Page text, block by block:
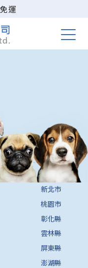
運
新北市
桃園市
彰化縣
雲林縣
屏東縣
澎湖縣